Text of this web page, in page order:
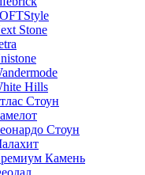
Stone
Hills
Стоун
Стоун
Камень